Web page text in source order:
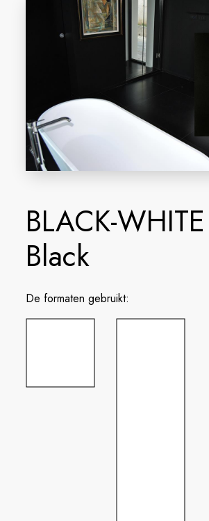
BLACK-
Black
De formaten gebruikt: